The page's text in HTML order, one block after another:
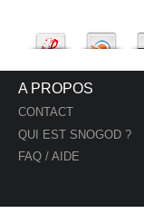
A PROPOS
CONTACT
QUI EST SNOGOD ?
FAQ / AIDE